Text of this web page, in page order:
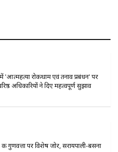
रोकथाम एवं तनाव प्रबंधन' पर
अधिकारियों ने दिए महत्वपूर्ण सुझाव
गुणवत्ता पर विशेष जोर, सरायपाली-बसना